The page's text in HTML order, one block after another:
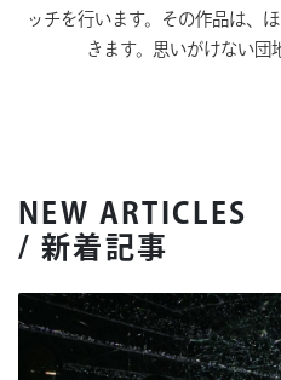
ッチを行います。その作品は、
きます。思いがけない団
NEW ARTICLES
/ 新着記事